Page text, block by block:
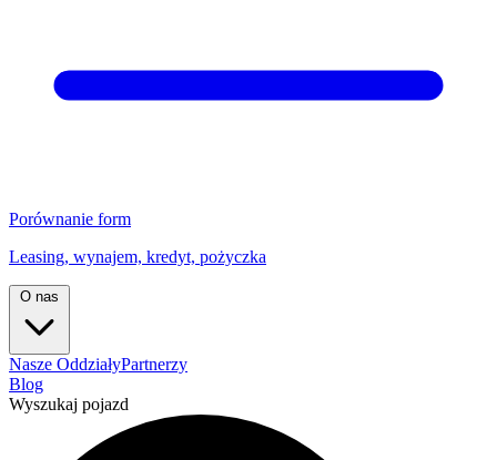
Porównanie form
Leasing, wynajem, kredyt, pożyczka
O nas
Nasze OddziałyPartnerzy
Blog
Wyszukaj pojazd